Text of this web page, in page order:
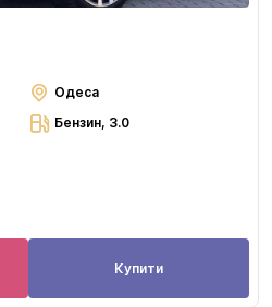
Одеса
Бензин, 3.0
Купити